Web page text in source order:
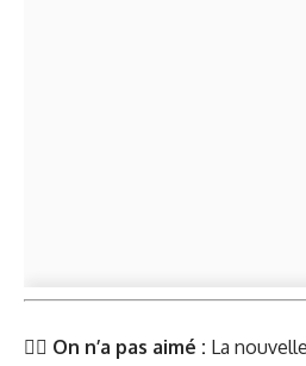
👎🏻 On n’a pas aimé : La